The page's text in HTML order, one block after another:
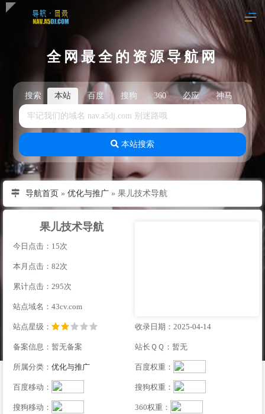
全网最全的资源导航网
搜索 本站 百度 搜狗 360 必应 神马 头
本站搜索
导航首页 » 优化与推广» 果儿技术导航
果儿技术导航
今日点击：15次
本月点击：82次
累计点击：295次
站点域名：43cv.com
站点星级： 收录日期：2025-04-14
备案信息：暂无备案 站长ＱＱ：暂无
所属分类： 优化与推广 百度权重：
百度移动： 搜狗权重：
搜狗移动： 360权重：